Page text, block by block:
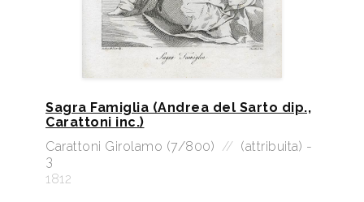
Sagra Famiglia (Andrea del Sarto dip.,
Carattoni inc.)
Carattoni Girolamo (7/800) // (attribuita) -
3
1812